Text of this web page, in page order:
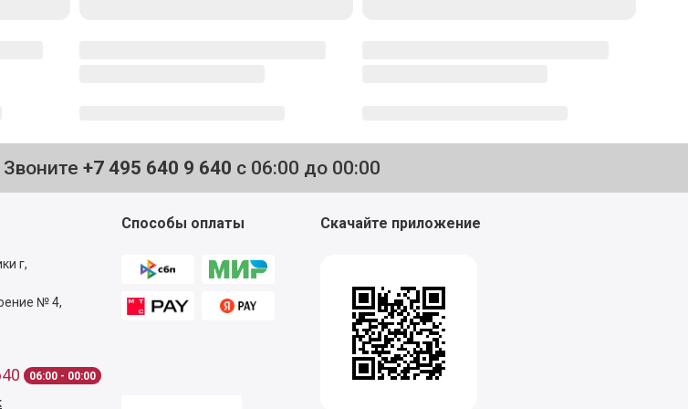
Звоните +7 495 640 9 640 с 06:00 до 00:00
г,
№ 4,
06:00 - 00:00
Способы оплаты Скачайте приложение